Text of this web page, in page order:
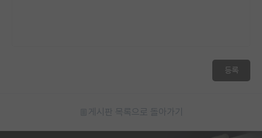
등록
게시판 목록으로 돌아가기